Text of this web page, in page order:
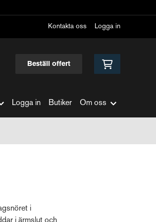
Kontakta oss Logga in
Beställ offert
Logga in Butiker Om oss
i